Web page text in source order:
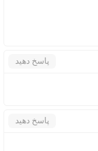
پاسخ دهید
پاسخ دهید